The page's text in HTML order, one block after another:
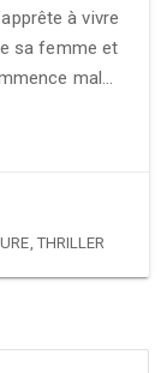
à vivre
sa femme et
mal…
, THRILLER